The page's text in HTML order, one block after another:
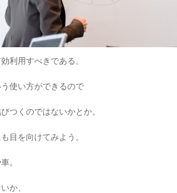
利用すべきである。
使い方ができるので
つくのではないかとか。
目を向けてみよう。
。
か、